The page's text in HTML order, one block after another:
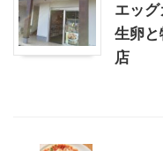
エッ
生卵
店